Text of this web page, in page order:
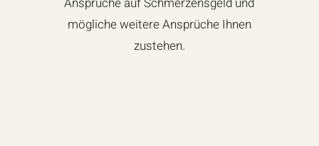
mögliche weitere Ansprüche Ihnen
zustehen.